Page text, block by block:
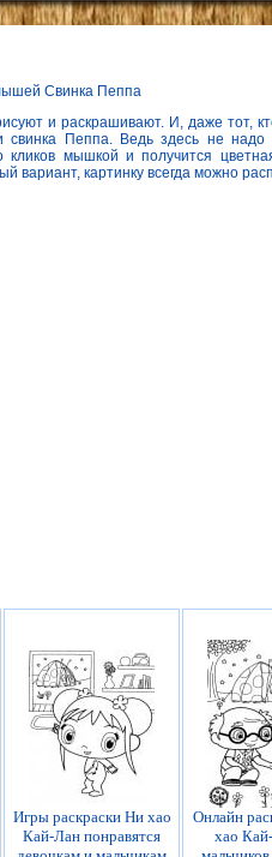
Свинка Пеппа
и раскрашивают. И, даже тот,
свинка Пеппа. Ведь здесь не надо
мышкой и получится
вариант, картинку всегда можно
Игры раскраски Ни хао
Кай-Лан понравятся
Онлайн
хао